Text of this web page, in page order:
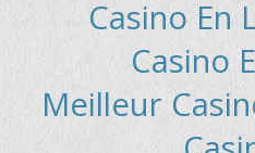
Casino En
Casino
Meilleur